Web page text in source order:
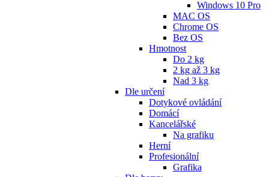
Windows 10 Pro
MAC OS
Chrome OS
Bez OS
Hmotnost
Do 2 kg
2 kg až 3 kg
Nad 3 kg
Dle určení
Dotykové ovládání
Domácí
Kancelářské
Na grafiku
Herní
Profesionální
Grafika